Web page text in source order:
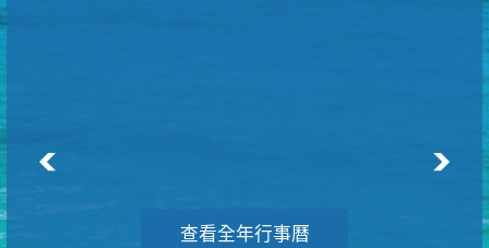
查看全年行事曆